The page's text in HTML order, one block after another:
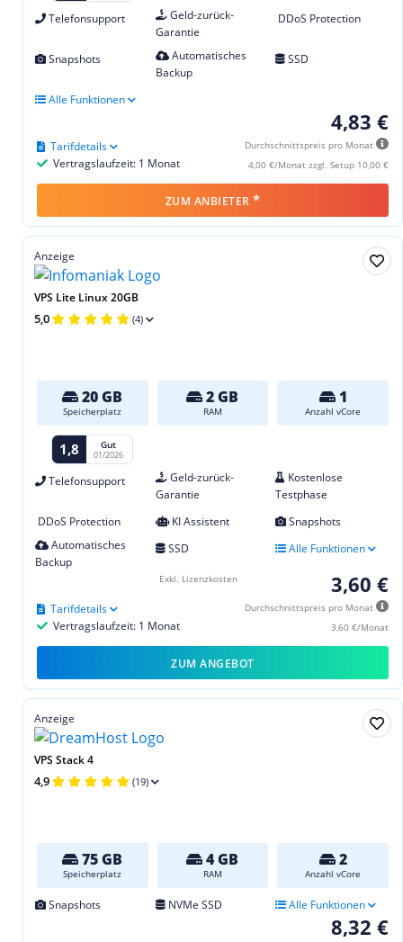
Telefonsupport
Geld-zurück-
Garantie
DDoS Protection
Snapshots
Automatisches
Backup
SSD
Alle Funktionen
4,83 €
Durchschnittspreis pro Monat
4,00 €/Monat zzgl. Setup 10,00 €
Vertragslaufzeit: 1 Monat
Tarifdetails
ZUM ANBIETER *
Anzeige
VPS Lite Linux 20GB
5,0 (4)
20 GB
Speicherplatz
2 GB
RAM
1
Anzahl vCore
1,8 Gut
01/2026
Telefonsupport
Geld-zurück-
Garantie
Kostenlose
Testphase
DDoS Protection
KI Assistent
Snapshots
Automatisches
Backup
SSD Alle Funktionen
3,60 €
Durchschnittspreis pro Monat
3,60 €/Monat
Vertragslaufzeit: 1 Monat
Tarifdetails
Exkl. Lizenzkosten
ZUM ANGEBOT
Anzeige
VPS Stack 4
4,9 (19)
75 GB
Speicherplatz
4 GB
RAM
2
Anzahl vCore
Snapshots NVMe SSD Alle Funktionen
8,32 €